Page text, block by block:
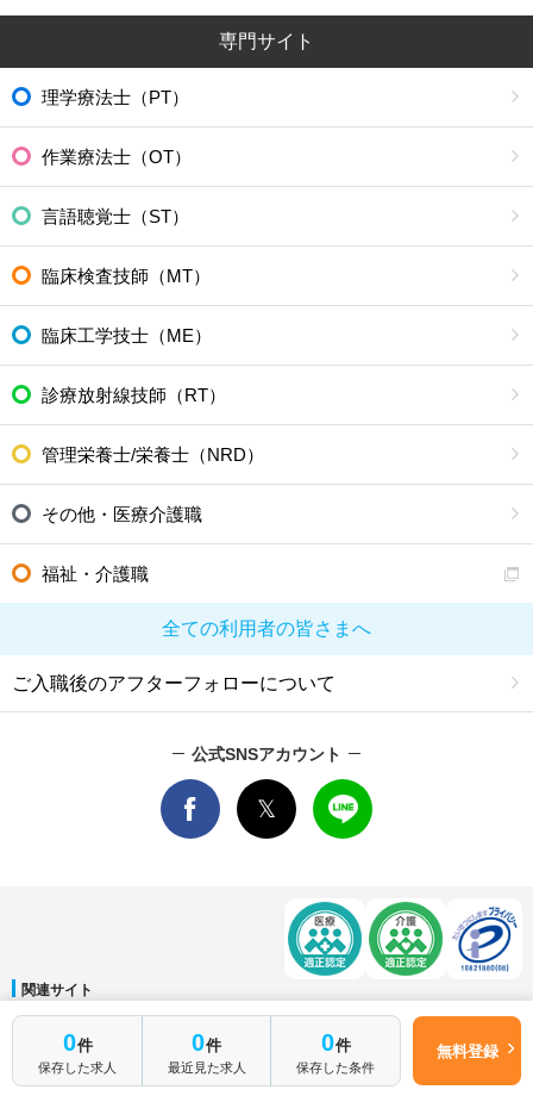
0件
保存した求人
0件
最近見た求人
0件
保存した条件
無料登録
専門サイト
理学療法士（PT）
作業療法士（OT）
言語聴覚士（ST）
臨床検査技師（MT）
臨床工学技士（ME）
診療放射線技師（RT）
管理栄養士/栄養士（NRD）
その他・医療介護職
福祉・介護職
全ての利用者の皆さまへ
ご入職後のアフターフォローについて
公式SNSアカウント
関連サイト
マイナビDOCTOR│マイナビ看護師│マイナビ薬剤師│マイナビ保育士
運営会社
会社概要│ ご利用規約 個人情報保護方針 サイトマップ│お問い合わせ